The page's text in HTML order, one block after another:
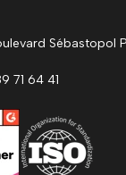
Sébastopol
71 64 41